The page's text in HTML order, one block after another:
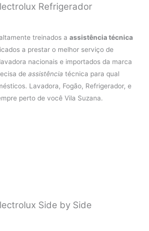
Refrigerador
treinados aassistência técnica
a prestar o melhor serviço de
nacionais e importados da marca
deassistência técnica para qual
Lavadora, Fogão, Refrigerador, e
perto de você Vila Suzana.
Side by Side